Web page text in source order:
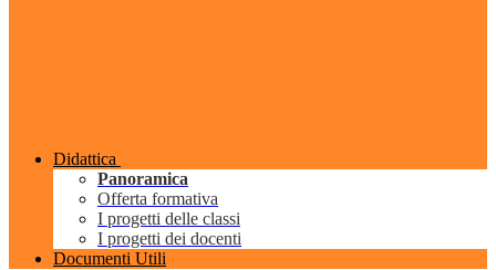
Didattica
Panoramica
Offerta formativa
I progetti delle classi
I progetti dei docenti
Documenti Utili